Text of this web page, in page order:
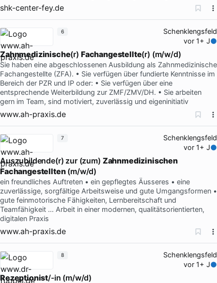
shk-center-fey.de
Schenklengsfeld
vor 1+ J
Zahnmedizinische(r) Fachangestellte(r) (m/w/d)
Sie haben eine abgeschlossenen Ausbildung als Zahnmedizinische
Fachangestellte (ZFA). • Sie verfügen über fundierte Kenntnisse im
Bereich der PZR und IP oder: • Sie verfügen über eine
entsprechende Weiterbildung zur ZMF/ZMV/DH. • Sie arbeiten
gern im Team, sind motiviert, zuverlässig und eigeninitiativ
www.ah-praxis.de
6
Schenklengsfeld
vor 1+ J
Auszubildende(r) zur (zum) Zahnmedizinischen
Fachangestellten(m/w/d)
ein freundliches Auftreten • ein gepflegtes Äusseres • eine
zuverlässige, sorgfältige Arbeitsweise und gute Umgangsformen •
gute feinmotorische Fähigkeiten, Lernbereitschaft und
Teamfähigkeit … Arbeit in einer modernen, qualitätsorientierten,
digitalen Praxis
www.ah-praxis.de
7
Schenklengsfeld
vor 1+ J
Rezeptionist/-in (m/w/d)
8